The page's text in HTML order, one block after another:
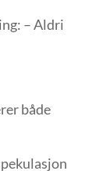
– Aldri
både